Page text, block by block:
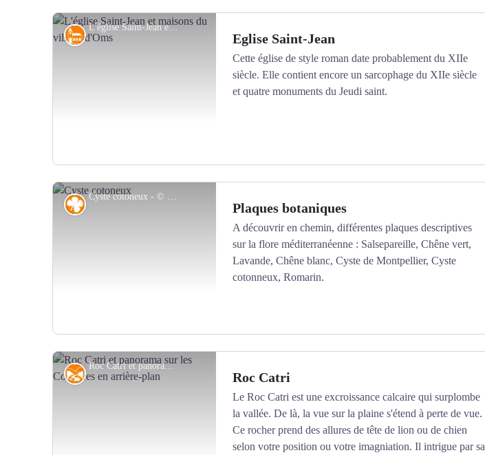
L'église Saint-Jean et maisons du village d'Oms - © Michel Castillo - CD66
Voir l'image en plein écran
Patrimoine religieux Eglise Saint-Jean
Cette église de style roman date probablement du XIIe
siècle. Elle contient encore un sarcophage du XIIe siècle
et quatre monuments du Jeudi saint.
Cyste cotoneux - © OTI Aspres Thuir
Voir l'image en plein écran
Flore Plaques botaniques
A découvrir en chemin, différentes plaques descriptives
sur la flore méditerranéenne : Salsepareille, Chêne vert,
Lavande, Chêne blanc, Cyste de Montpellier, Cyste
cotonneux, Romarin.
Roc Catri et panorama sur les Corbières en arrière-plan - © OTI Aspres Thuir
Géographie Roc Catri
Le Roc Catri est une excroissance calcaire qui surplombe
la vallée. De là, la vue sur la plaine s'étend à perte de vue.
Ce rocher prend des allures de tête de lion ou de chien
selon votre position ou votre imagniation. Il intrigue par sa